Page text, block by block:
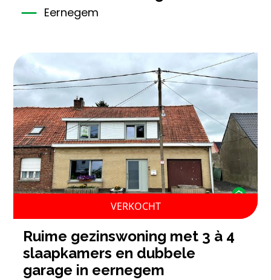
Eernegem
VERKOCHT
ruime gezinswoning met 3 à 4
slaapkamers en dubbele
garage in eernegem